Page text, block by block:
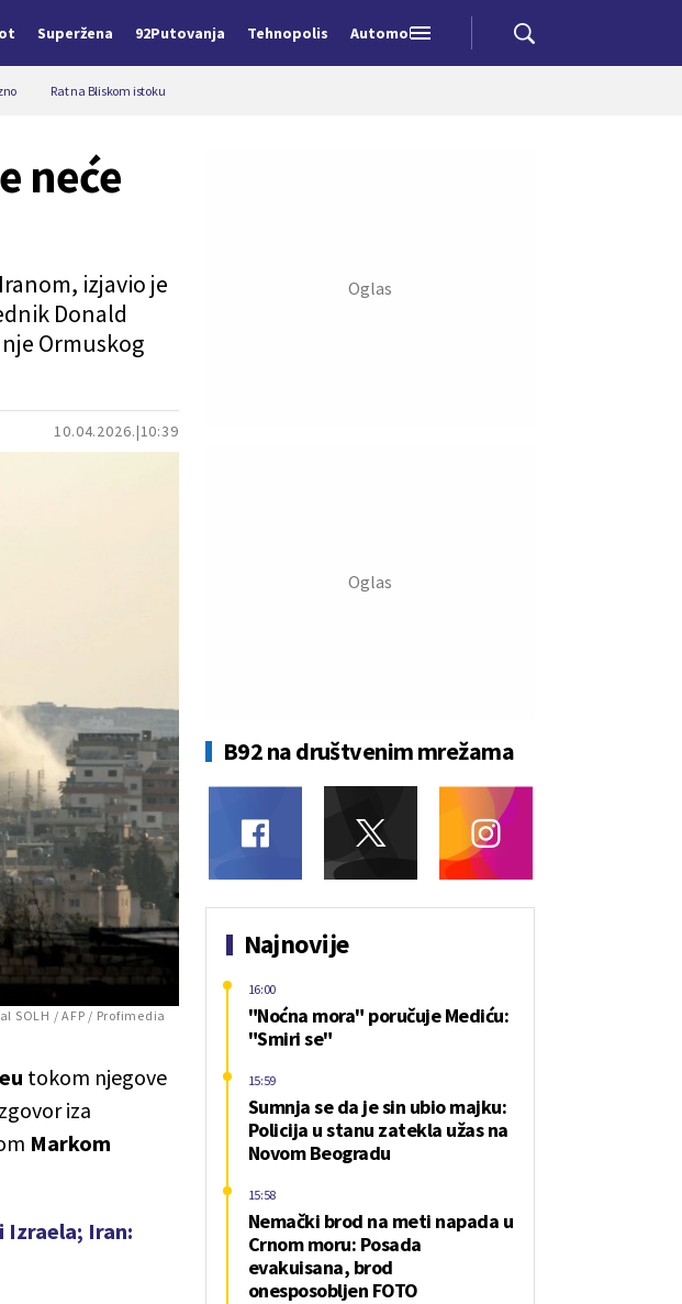
Superžena 92Putovanja Tehnopolis Automobili
Rat na Bliskom istoku
10.04.2026. 10:39
neće
izjavio je
Donald
Ormuskog
SOLH / AFP / Profimedia
tokom njegove
iza
Markom
Izraela; Iran:
B92 na društvenim mrežama
Najnovije
"Noćna mora" poručuje Mediću:
"Smiri se"
16:00
Sumnja se da je sin ubio majku:
Policija u stanu zatekla užas na
Novom Beogradu
15:59
Nemački brod na meti napada u
Crnom moru: Posada
evakuisana, brod
onesposobljen FOTO
15:58